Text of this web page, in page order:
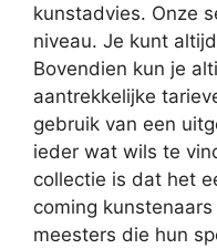
kunstadvies. Onze
niveau. Je kunt
Bovendien kun je
aantrekkelijke
gebruik van een
ieder wat wils te
collectie is dat het
coming
meesters die hun